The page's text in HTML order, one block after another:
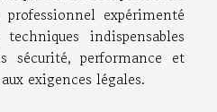
expérimenté
indispensables
performance et
exigences légales.